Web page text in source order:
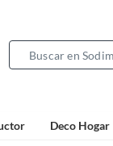
Deco Hogar